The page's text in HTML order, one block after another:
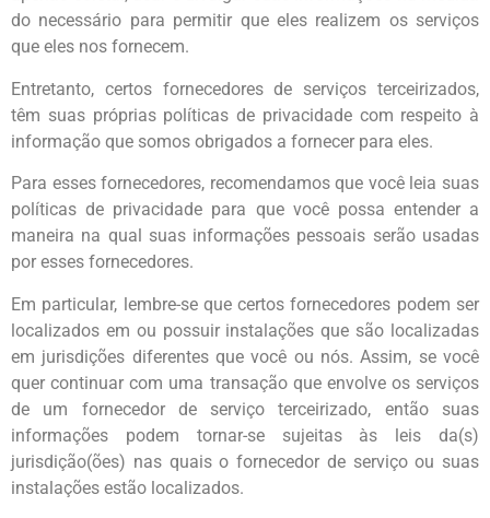
do necessário para permitir que eles realizem os serviços
que eles nos fornecem.
Entretanto, certos fornecedores de serviços terceirizados,
têm suas próprias políticas de privacidade com respeito à
informação que somos obrigados a fornecer para eles.
Para esses fornecedores, recomendamos que você leia suas
políticas de privacidade para que você possa entender a
maneira na qual suas informações pessoais serão usadas
por esses fornecedores.
Em particular, lembre-se que certos fornecedores podem ser
localizados em ou possuir instalações que são localizadas
em jurisdições diferentes que você ou nós. Assim, se você
quer continuar com uma transação que envolve os serviços
de um fornecedor de serviço terceirizado, então suas
informações podem tornar-se sujeitas às leis da(s)
jurisdição(ões) nas quais o fornecedor de serviço ou suas
instalações estão localizados.